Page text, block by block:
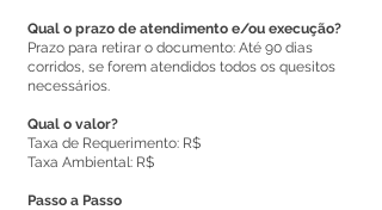
Qual o prazo de atendimento e/ou execução?
Prazo para retirar o documento: Até 90 dias
corridos, se forem atendidos todos os quesitos
necessários.
Qual o valor?
Taxa de Requerimento: R$
Taxa Ambiental: R$
Passo a Passo